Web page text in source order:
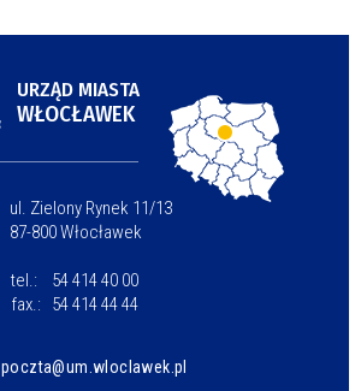
URZĄD MIASTA
WŁOCŁAWEK
ul. Zielony Rynek 11/13
87-800 Włocławek
tel.:
54 414 40 00
fax.:
54 414 44 44
poczta@um.wloclawek.pl